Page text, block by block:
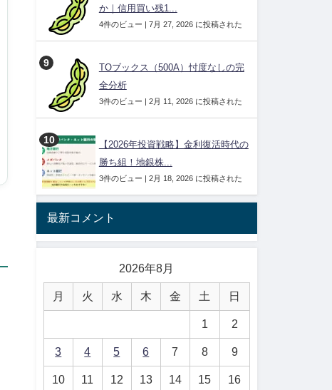
か｜信用買い残1...
4件のビュー | 7月 27, 2026 に投稿された
TOブックス（500A）忖度なしの完
全分析
3件のビュー | 2月 11, 2026 に投稿された
【2026年投資戦略】金利復活時代の
勝ち組！地銀株...
3件のビュー | 2月 18, 2026 に投稿された
最新コメント
2026年8月
月 火 水 木 金 土 日
1 2
3 4 5 6 7 8 9
10 11 12 13 14 15 16